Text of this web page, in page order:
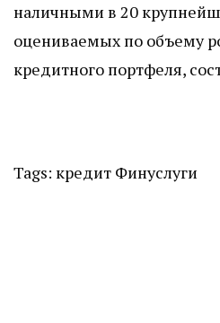
наличными в 20
оцениваемых по объему
кредитного портфеля,
Tags: кредит Финуслуги